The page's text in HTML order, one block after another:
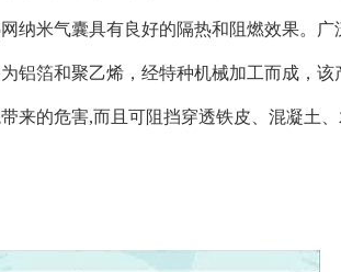
纳米气囊具有良好的隔热和阻燃效果。广
铝箔和聚乙烯，经特种机械加工而成，该
来的危害,而且可阻挡穿透铁皮、混凝土